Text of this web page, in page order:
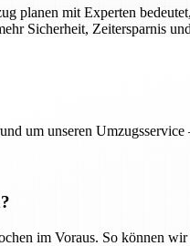
planen mit Experten
Sicherheit, Zeitersparnis
um unseren Umzugsservice
im Voraus. So können